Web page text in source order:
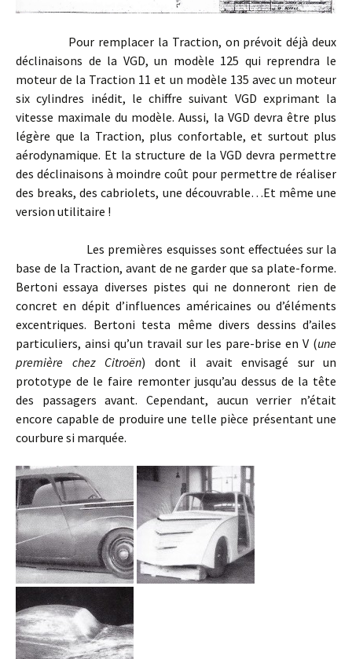
Pour remplacer la Traction, on prévoit déjà deux
déclinaisons de la VGD, un modèle 125 qui reprendra le
moteur de la Traction 11 et un modèle 135 avec un moteur
six cylindres inédit, le chiffre suivant VGD exprimant la
vitesse maximale du modèle. Aussi, la VGD devra être plus
légère que la Traction, plus confortable, et surtout plus
aérodynamique. Et la structure de la VGD devra permettre
des déclinaisons à moindre coût pour permettre de réaliser
des breaks, des cabriolets, une découvrable…Et même une
version utilitaire !
Les premières esquisses sont effectuées sur la
base de la Traction, avant de ne garder que sa plate-forme.
Bertoni essaya diverses pistes qui ne donneront rien de
concret en dépit d’influences américaines ou d’éléments
excentriques. Bertoni testa même divers dessins d’ailes
particuliers, ainsi qu’un travail sur les pare-brise en V (une
première chez Citroën) dont il avait envisagé sur un
prototype de le faire remonter jusqu’au dessus de la tête
des passagers avant. Cependant, aucun verrier n’était
encore capable de produire une telle pièce présentant une
courbure si marquée.